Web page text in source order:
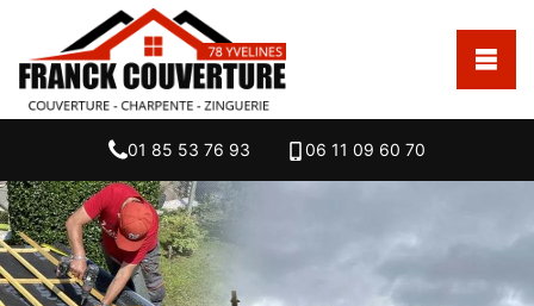
01 85 53 76 93 06 11 09 60 70